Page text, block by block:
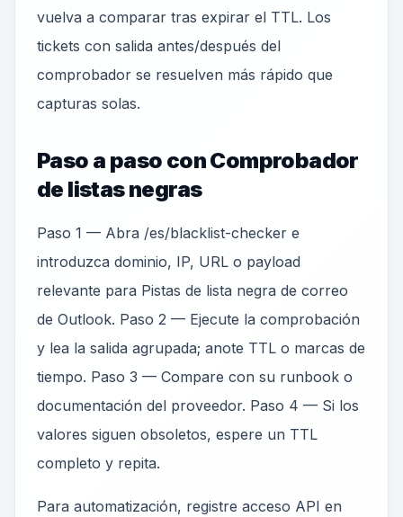
vuelva a comparar tras expirar el TTL. Los
tickets con salida antes/después del
comprobador se resuelven más rápido que
capturas solas.
Paso a paso con Comprobador
de listas negras
Paso 1 — Abra /es/blacklist-checker e
introduzca dominio, IP, URL o payload
relevante para Pistas de lista negra de correo
de Outlook. Paso 2 — Ejecute la comprobación
y lea la salida agrupada; anote TTL o marcas de
tiempo. Paso 3 — Compare con su runbook o
documentación del proveedor. Paso 4 — Si los
valores siguen obsoletos, espere un TTL
completo y repita.
Para automatización, registre acceso API en